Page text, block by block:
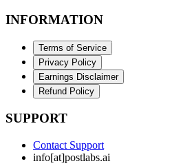
INFORMATION
Terms of Service
Privacy Policy
Earnings Disclaimer
Refund Policy
SUPPORT
Contact Support
info[at]postlabs.ai